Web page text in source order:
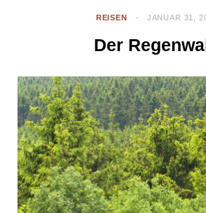
REISEN JANUAR 31,
Der